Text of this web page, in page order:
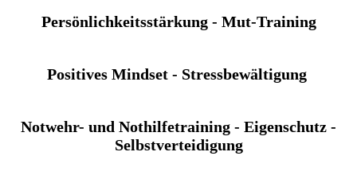
Persönlichkeitsstärkung - Mut-Training
Positives Mindset - Stressbewältigung
Notwehr- und Nothilfetraining - Eigenschutz -
Selbstverteidigung